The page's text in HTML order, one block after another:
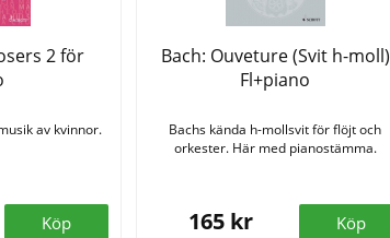
2 för
av kvinnor.
Köp
Bach: Ouveture (Svit h-moll)
Fl+piano
Bachs kända h-mollsvit för flöjt och
orkester. Här med pianostämma.
165 kr Köp